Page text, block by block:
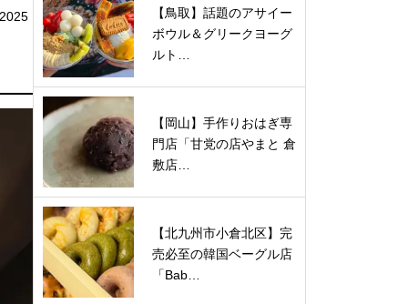
【鳥取】話題のアサイー
ボウル＆グリークヨーグ
ルト…
【岡山】手作りおはぎ専
門店「甘党の店やまと 倉
敷店…
【北九州市小倉北区】完
売必至の韓国ベーグル店
「Bab…